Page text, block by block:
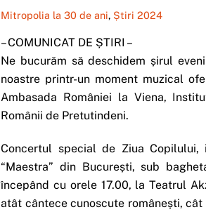
Mitropolia la 30 de ani, Știri 2024
– COMUNICAT DE ȘTIRI –
Ne bucurăm să deschidem șirul
noastre printr-un moment muzical
Ambasada României la Viena,
Românii de Pretutindeni.
Concertul special de Ziua
“Maestra” din București, sub
începând cu orele 17.00, la Teatrul
atât cântece cunoscute românești,